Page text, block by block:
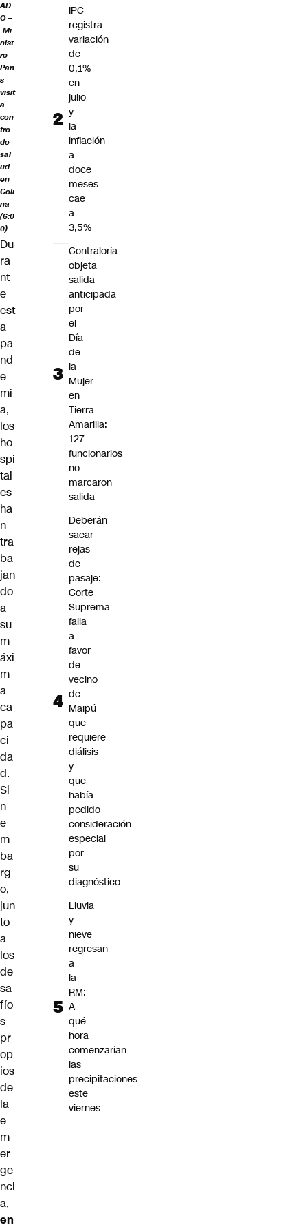
AD
O –
Mi
nist
ro
Pari
s
visit
a
cen
tro
de
sal
ud
en
Coli
na
(6:0
0)
Du
ra
nt
e
est
a
pa
nd
e
mi
a,
los
ho
spi
tal
es
ha
n
tra
ba
jan
do
a
su
m
áxi
m
a
ca
pa
ci
da
d.
Si
n
e
m
ba
rg
o,
jun
to
a
los
de
sa
fío
s
pr
op
ios
de
la
e
m
er
ge
nci
a,
en
IPC
registra
variación
de
0,1%
en
julio
y
la
inflación
a
doce
meses
cae
a
3,5%
Contraloría
objeta
salida
anticipada
por
el
Día
de
la
Mujer
en
Tierra
Amarilla:
127
funcionarios
no
marcaron
salida
Deberán
sacar
rejas
de
pasaje:
Corte
Suprema
falla
a
favor
de
vecino
de
Maipú
que
requiere
diálisis
y
que
había
pedido
consideración
especial
por
su
diagnóstico
Lluvia
y
nieve
regresan
a
la
RM:
A
qué
hora
comenzarían
las
precipitaciones
este
viernes